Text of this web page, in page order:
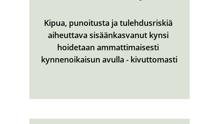
Kipua, punoitusta ja tulehdusriskiä
aiheuttava sisäänkasvanut kynsi
hoidetaan ammattimaisesti
kynnenoikaisun avulla - kivuttomasti